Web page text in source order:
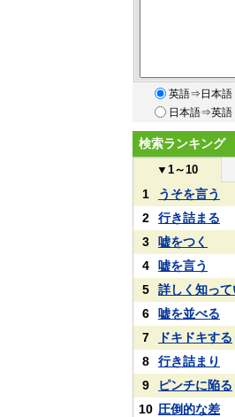
英語⇒日本語
日本語⇒英語
検索ランキング
▼ 1～10
1
うそを言う
2
行き詰まる
3
嘘をつく
4
嘘を言う
5
詳しく知って
6
嘘を並べる
7
ドキドキする
8
行き詰まり
9
ピンチに陥る
10 圧倒的な差